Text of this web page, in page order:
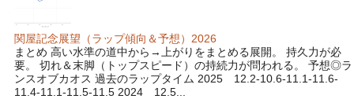
関屋記念展望（ラップ傾向＆予想）2026
まとめ 高い水準の道中から→上がりをまとめる展開。 持久力が必
要。 切れ＆末脚（トップスピード）の持続力が問われる。 予想◎ラ
ンスオブカオス 過去のラップタイム 2025 12.2-10.6-11.1-11.6-
11.4-11.1-11.5-11.5 2024 12.5...